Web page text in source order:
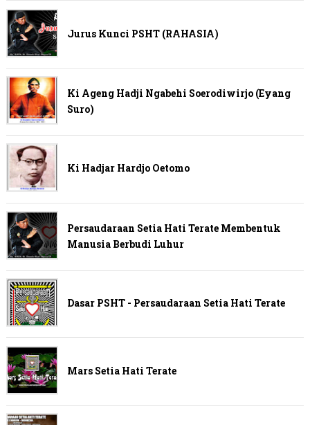
Jurus Kunci PSHT (RAHASIA)
Ki Ageng Hadji Ngabehi Soerodiwirjo (Eyang
Suro)
Ki Hadjar Hardjo Oetomo
Persaudaraan Setia Hati Terate Membentuk
Manusia Berbudi Luhur
Dasar PSHT - Persaudaraan Setia Hati Terate
Mars Setia Hati Terate